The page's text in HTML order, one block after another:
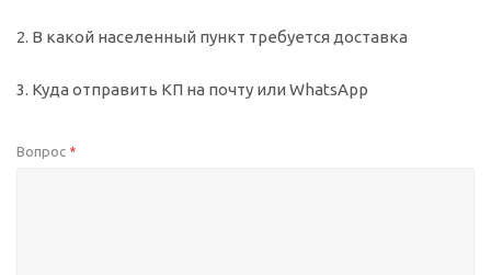
2. В какой населенный пункт требуется доставка
3. Куда отправить КП на почту или WhatsApp
Вопрос *